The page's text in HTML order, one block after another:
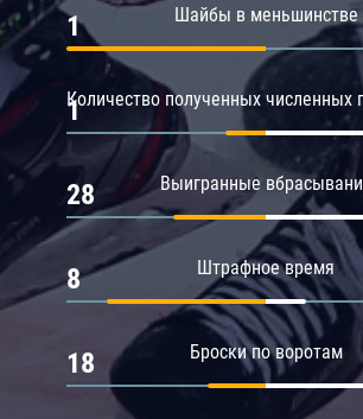
Шайбы в меньшинстве
1
Количество полученных численных
1
Выигранные
28
Штрафное время
8
Броски по воротам
18